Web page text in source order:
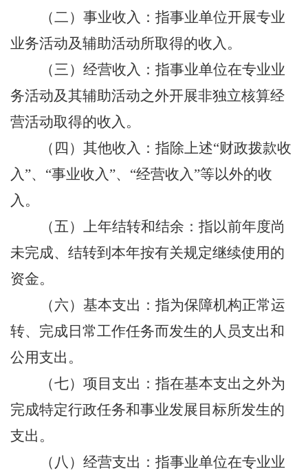
（二）事业收入：指事业单位开展专业
业务活动及辅助活动所取得的收入。
（三）经营收入：指事业单位在专业业
务活动及其辅助活动之外开展非独立核算经
营活动取得的收入。
（四）其他收入：指除上述“财政拨款收
入”、“事业收入”、“经营收入”等以外的收
入。
（五）上年结转和结余：指以前年度尚
未完成、结转到本年按有关规定继续使用的
资金。
（六）基本支出：指为保障机构正常运
转、完成日常工作任务而发生的人员支出和
公用支出。
（七）项目支出：指在基本支出之外为
完成特定行政任务和事业发展目标所发生的
支出。
（八）经营支出：指事业单位在专业业